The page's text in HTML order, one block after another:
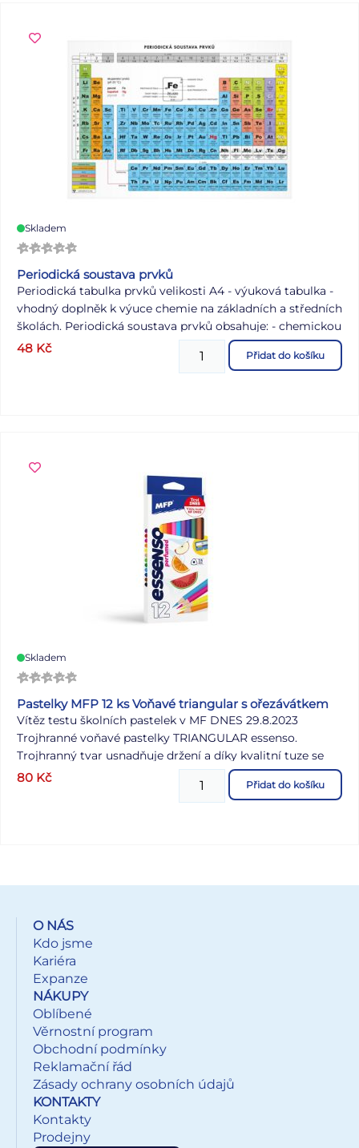
Skladem
Periodická soustava prvků
Periodická tabulka prvků velikosti A4 - výuková tabulka -
vhodný doplněk k výuce chemie na základních a středních
školách. Periodická soustava prvků obsahuje: - chemickou
značku prvku - český a latinský název - oxidační číslo -
elektronegativitu - protonové číslo - hmotnostní číslo -
48 Kč Přidat do košíku
Skladem
Pastelky MFP 12 ks Voňavé triangular s ořezávátkem
Vítěz testu školních pastelek v MF DNES 29.8.2023
Trojhranné voňavé pastelky TRIANGULAR essenso.
Trojhranný tvar usnadňuje držení a díky kvalitní tuze se
pastelka snadno nezlomí. Krásné a kvalitní pastelky, které
nádherně voní. Kreslení nyní bude o to víc zábavnější a
udušení částmi a píchnutí se ostrým hrotem. Pastelky
jsou uloženy v papírové krabičce se závěsem. Uvedená
cena je za 1 balení.
80 Kč Přidat do košíku
O NÁS
Kdo jsme
Kariéra
Expanze
NÁKUPY
Oblíbené
Věrnostní program
Obchodní podmínky
Reklamační řád
Zásady ochrany osobních údajů
KONTAKTY
Kontakty
Prodejny